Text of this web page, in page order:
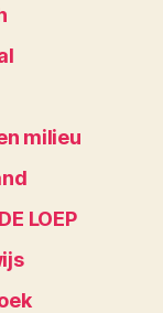
milieu
LOEP